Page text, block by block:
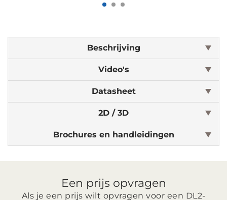
Beschrijving
Video's
Datasheet
2D / 3D
Brochures en handleidingen
Een prijs opvragen
Als je een prijs wilt opvragen voor een DL2-